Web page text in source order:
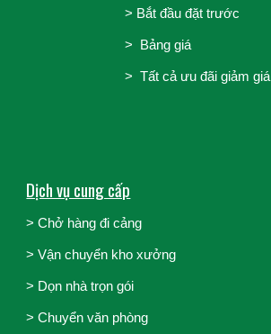
> Bắt đầu đặt trước
> Bảng giá
> Tất cả ưu đãi giảm giá
Dịch vụ cung cấp
> Chở hàng đi cảng
>Vận chuyển kho xưởng
> Dọn nhà trọn gói
>Chuyển văn phòng